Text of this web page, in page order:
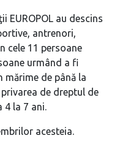
EUROPOL au descins
antrenori,
cele 11 persoane
urmând a fi
mărime de până la
de dreptul de
4 la 7 ani.
acesteia.